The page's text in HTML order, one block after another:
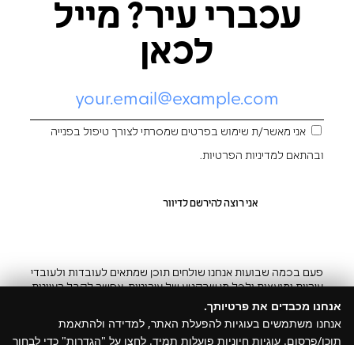
עכברי עיר? מייל
לכאן
אני מאשר/ת שימוש בפרטים שמסרתי לצורך טיפול בפנייה
ובהתאם למדיניות הפרטיות.
פעם בכמה שבועות אנחנו שולחים תוכן שמתאים לעובדות ולעובדי
עיריות ומועצות ולכל מי שבקטע של עירוניות. אפשר לקבל רעיונות
אנחנו מכבדים את פרטיותך.
אנחנו משתמשים בעוגיות להפעלת האתר, למדידה ולהתאמת
תוכן/פרסום. עוגיות חיוניות פועלות תמיד. לחצו על "הגדרות" כדי לבחור